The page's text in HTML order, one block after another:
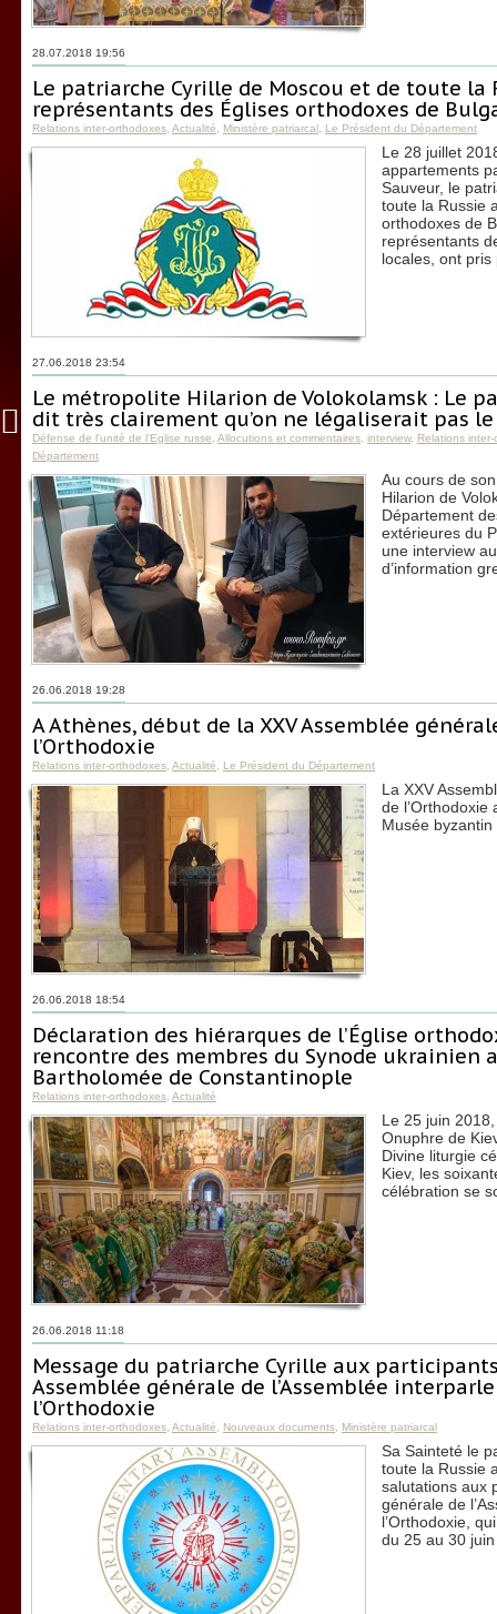
28.07.2018 19:56
Le patriarche Cyrille de Moscou et de toute la
représentants des Églises orthodoxes de
Relations inter-orthodoxes Actualité Ministère patriarcal Le Président du Département
Le 28 juillet
appartements
Sauveur, le
toute la Russie
orthodoxes de
représentants
locales, ont
27.06.2018 23:54
Le métropolite Hilarion de Volokolamsk : Le
dit très clairement qu’on ne légaliserait pas
Défense de l'unité de l'Eglise russe Allocutions et commentaires interview, Relations
Département
Au cours de
Hilarion de
Département
extérieures du
une interview
d’information
26.06.2018 19:28
A Athènes, début de la XXV Assemblée
l’Orthodoxie
Relations inter-orthodoxes Actualité Le Président du Département
La XXV
de
Musée byzantin
26.06.2018 18:54
Déclaration des hiérarques de l’Église
rencontre des membres du Synode ukrainien
Bartholomée de Constantinople
Relations inter-orthodoxes Actualité
Le 25 juin
Onuphre de
Divine liturgie
Kiev, les
célébration se
26.06.2018 11:18
Message du patriarche Cyrille aux
Assemblée générale de l’Assemblée
l’Orthodoxie
Relations inter-orthodoxes Actualité Nouveaux documents Ministère patriarcal
Sa Sainteté le
toute la Russie
salutations aux
générale de
l’Orthodoxie,
du 25 au 30